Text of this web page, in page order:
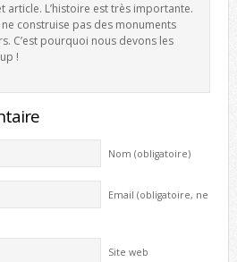
article. L’histoire est très importante.
ne construise pas des monuments
C’est pourquoi nous devons les
!
Nom (obligatoire)
Email (obligatoire, ne
Site web